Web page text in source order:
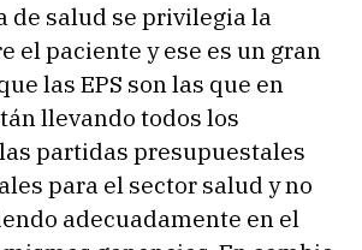
de salud se privilegia la
el paciente y ese es un gran
las EPS son las que en
llevando todos los
partidas presupuestales
para el sector salud y no
adecuadamente en el